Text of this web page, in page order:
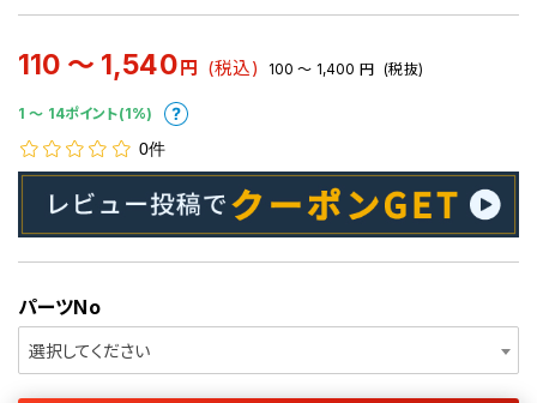
110 ～ 1,540円 (税込) 100 ～ 1,400 円 (税抜)
1 〜 14ポイント(1%)
0件
パーツNo
選択してください